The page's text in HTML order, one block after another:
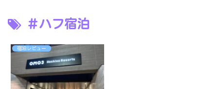
＃ハフ宿泊
宿泊レビュー